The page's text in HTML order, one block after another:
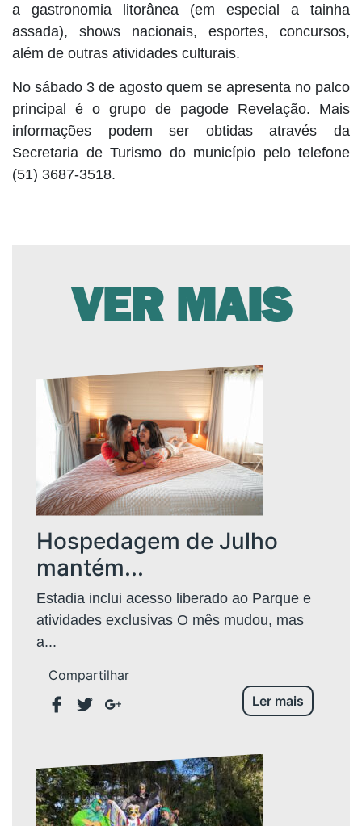
a gastronomia litorânea (em especial a tainha
assada), shows nacionais, esportes, concursos,
além de outras atividades culturais.
No sábado 3 de agosto quem se apresenta no palco
principal é o grupo de pagode Revelação. Mais
informações podem ser obtidas através da
Secretaria de Turismo do município pelo telefone
(51) 3687-3518.
VER MAIS
Hospedagem de Julho
mantém...
Estadia inclui acesso liberado ao Parque e
atividades exclusivas O mês mudou, mas
a...
Compartilhar
Ler mais